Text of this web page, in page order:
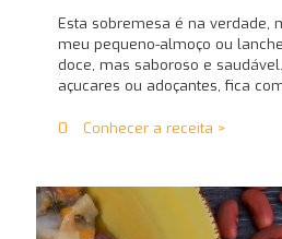
Esta sobremesa é na verdade,
meu pequeno-almoço ou
doce, mas saboroso e
açucares ou adoçantes, fica
0 Conhecer a receita >